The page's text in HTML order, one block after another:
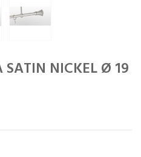
NICKEL Ø 19